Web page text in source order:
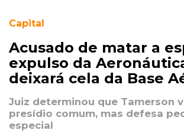
Capital
Acusado de matar a
expulso da
deixará cela da Base
Juiz determinou que Tamerson
presídio comum, mas defesa
especial